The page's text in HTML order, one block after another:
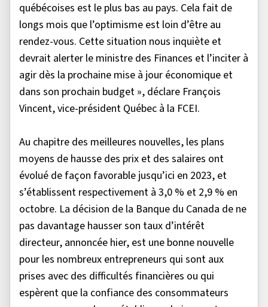
québécoises est le plus bas au pays. Cela fait de
longs mois que l’optimisme est loin d’être au
rendez-vous. Cette situation nous inquiète et
devrait alerter le ministre des Finances et l’inciter à
agir dès la prochaine mise à jour économique et
dans son prochain budget », déclare François
Vincent, vice-président Québec à la FCEI.
Au chapitre des meilleures nouvelles, les plans
moyens de hausse des prix et des salaires ont
évolué de façon favorable jusqu’ici en 2023, et
s’établissent respectivement à 3,0 % et 2,9 % en
octobre. La décision de la Banque du Canada de ne
pas davantage hausser son taux d’intérêt
directeur, annoncée hier, est une bonne nouvelle
pour les nombreux entrepreneurs qui sont aux
prises avec des difficultés financières ou qui
espèrent que la confiance des consommateurs